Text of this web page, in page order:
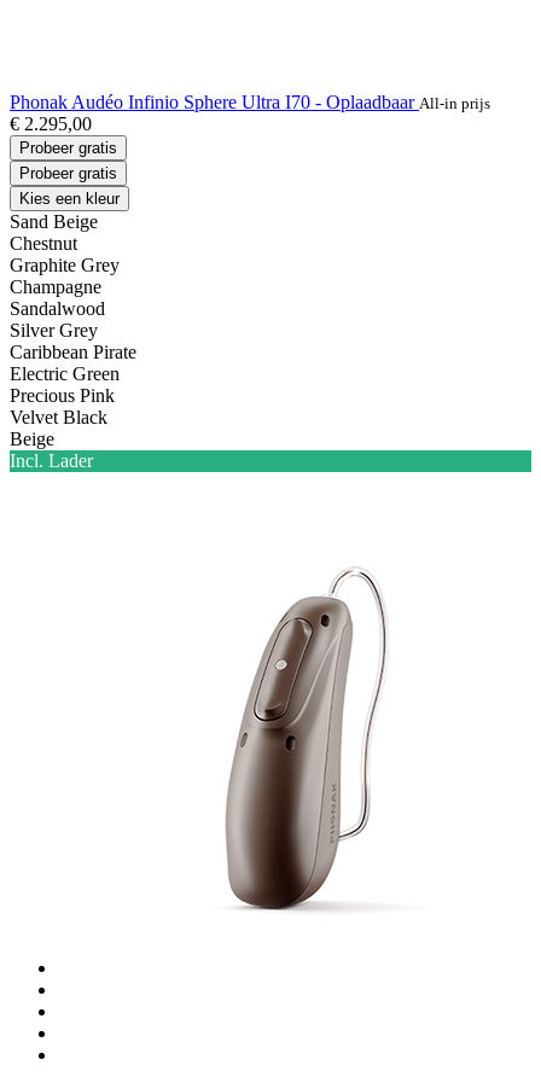
Phonak Audéo Infinio Sphere Ultra I70 - Oplaadbaar All-in prijs
€ 2.295,00
Probeer gratis
Probeer gratis
Kies een kleur
Sand Beige
Chestnut
Graphite Grey
Champagne
Sandalwood
Silver Grey
Caribbean Pirate
Electric Green
Precious Pink
Velvet Black
Beige
Incl. Lader